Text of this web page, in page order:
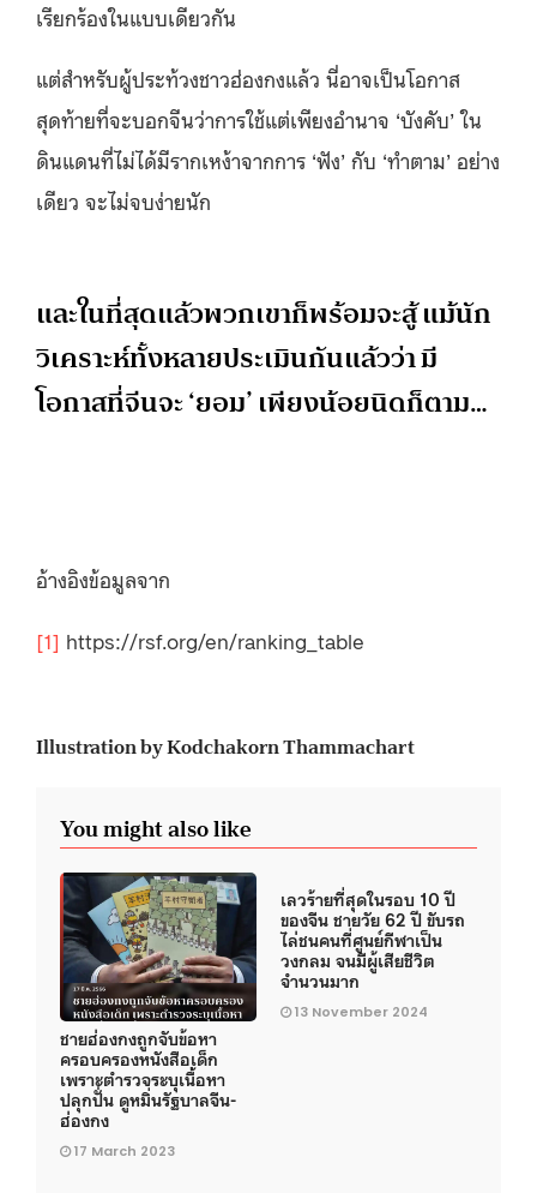
เรียกร้องในแบบเดียวกัน
แต่สำหรับผู้ประท้วงชาวฮ่องกงแล้ว นี่อาจเป็นโอกาส
สุดท้ายที่จะบอกจีนว่าการใช้แต่เพียงอำนาจ ‘บังคับ’ ใน
ดินแดนที่ไม่ได้มีรากเหง้าจากการ ‘ฟัง’ กับ ‘ทำตาม’ อย่าง
เดียว จะไม่จบง่ายนัก
และในที่สุดแล้วพวกเขาก็พร้อมจะสู้ แม้นัก
วิเคราะห์ทั้งหลายประเมินกันแล้วว่า มี
โอกาสที่จีนจะ ‘ยอม’ เพียงน้อยนิดก็ตาม…
อ้างอิงข้อมูลจาก
[1] https://rsf.org/en/ranking_table
Illustration by Kodchakorn Thammachart
You might also like
ชายฮ่องกงถูกจับข้อหา
ครอบครองหนังสือเด็ก
เพราะตำรวจระบุเนื้อหา
ปลุกปั่น ดูหมิ่นรัฐบาลจีน-
ฮ่องกง
17 March 2023
เลวร้ายที่สุดในรอบ 10 ปี
ของจีน ชายวัย 62 ปี ขับรถ
ไล่ชนคนที่ศูนย์กีฬาเป็น
วงกลม จนมีผู้เสียชีวิต
จำนวนมาก
13 November 2024